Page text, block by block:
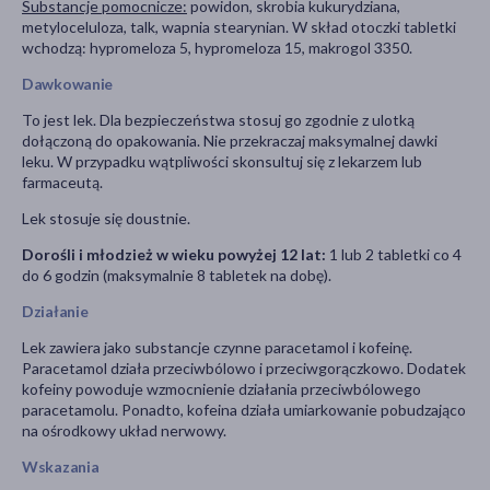
Substancje pomocnicze: powidon, skrobia kukurydziana,
metyloceluloza, talk, wapnia stearynian. W skład otoczki tabletki
wchodzą: hypromeloza 5, hypromeloza 15, makrogol 3350.
Dawkowanie
To jest lek. Dla bezpieczeństwa stosuj go zgodnie z ulotką
dołączoną do opakowania. Nie przekraczaj maksymalnej dawki
leku. W przypadku wątpliwości skonsultuj się z lekarzem lub
farmaceutą.
Lek stosuje się doustnie.
Dorośli i młodzież w wieku powyżej 12 lat: 1 lub 2 tabletki co 4
do 6 godzin (maksymalnie 8 tabletek na dobę).
Działanie
Lek zawiera jako substancje czynne paracetamol i kofeinę.
Paracetamol działa przeciwbólowo i przeciwgorączkowo. Dodatek
kofeiny powoduje wzmocnienie działania przeciwbólowego
paracetamolu. Ponadto, kofeina działa umiarkowanie pobudzająco
na ośrodkowy układ nerwowy.
Wskazania